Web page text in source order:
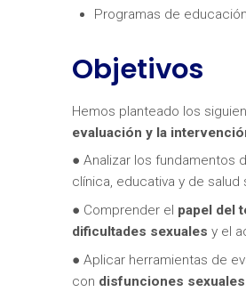
Programas de
Objetivos
Hemos planteado los
evaluación y la
● Analizar los fundamentos
clínica, educativa y de salud
● Comprender el papel del
dificultades sexuales y el
● Aplicar herramientas de
con disfunciones